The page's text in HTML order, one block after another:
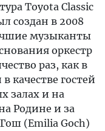
Toyota Classic
создан в 2008
музыканты
оркестр
раз, как в
качестве гостей
залах и на
Родине и за
(Emilia Goch)